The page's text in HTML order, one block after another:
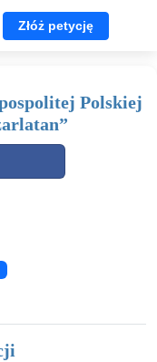
Złóż petycję
Polskiej